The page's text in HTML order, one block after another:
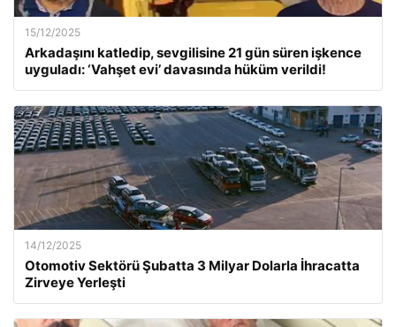
15/12/2025
Arkadaşını katledip, sevgilisine 21 gün süren işkence
uyguladı: ‘Vahşet evi’ davasında hüküm verildi!
14/12/2025
Otomotiv Sektörü Şubatta 3 Milyar Dolarla İhracatta
Zirveye Yerleşti